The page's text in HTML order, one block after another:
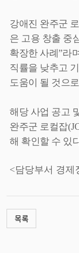
강애진 완주군
은 고용 창출 중
확장한 사례”라
직률을 낮추고
도움이 될 것으
해당 사업 공고
완주군 로컬잡
해 확인할 수 있
<담당부서 경제
목록